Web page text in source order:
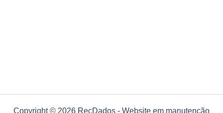
Copyright © 2026 RecDados - Website em manutenção